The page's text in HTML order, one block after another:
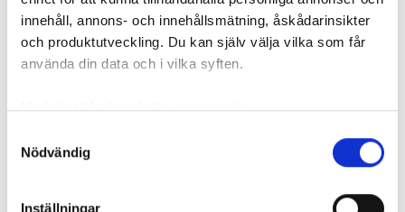
innehåll, annons- och innehållsmätning, åskådarinsikter
och produktutveckling. Du kan själv välja vilka som får
använda din data och i vilka syften.
Med din tillåtelse skulle vi även vilja:
som kan ha en noggrannhet på upp till flera meter
Nödvändig
Inställningar
Dela Tweeta
Hyresgästen har bott i lägenheten i skånska Båstad sedan
i hyresnämnden och i hovrätten.
Skada upptäcktes av hantverkare